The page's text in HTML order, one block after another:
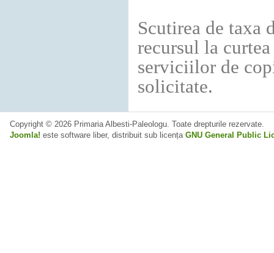
Scutirea de taxa
recursul la
serviciilor de
solicitate.
Copyright © 2026 Primaria Albesti-Paleologu. Toate drepturile rezervate.
Joomla! este software liber, distribuit sub licența GNU General Public